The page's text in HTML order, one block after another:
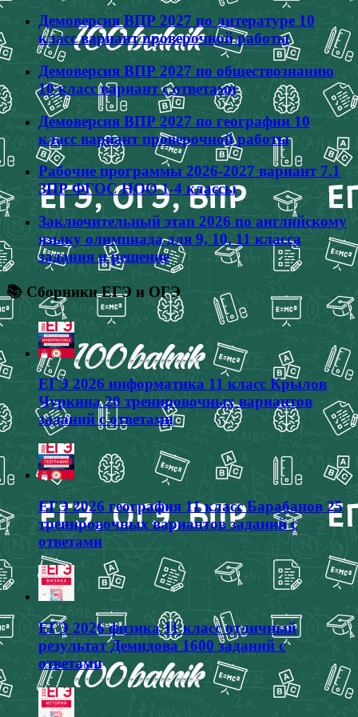
Демоверсия ВПР 2027 по литературе 10
класс вариант проверочной работы
Демоверсия ВПР 2027 по обществознанию
10 класс вариант с ответами
Демоверсия ВПР 2027 по географии 10
класс вариант проверочной работы
Рабочие программы 2026-2027 вариант 7.1
ЗПР ФГОС НОО 1-4 классы
Заключительный этап 2026 по английскому
языку олимпиада для 9, 10, 11 класса
задания и решение
📚 Сборники ЕГЭ и ОГЭ
ЕГЭ 2026 информатика 11 класс Крылов
Чуркина 20 тренировочных вариантов
заданий с ответами
ЕГЭ 2026 география 11 класс Барабанов 25
тренировочных вариантов заданий с
ответами
ЕГЭ 2026 физика 11 класс отличный
результат Демидова 1600 заданий с
ответами